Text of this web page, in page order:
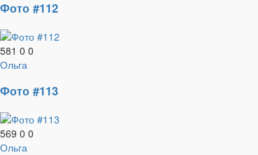
Фото #112
581 0 0
Ольга
Фото #113
569 0 0
Ольга